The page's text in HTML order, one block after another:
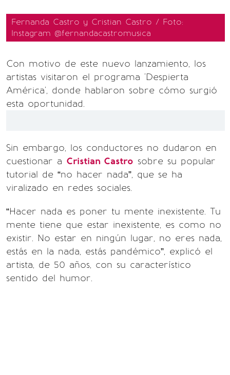
Fernanda Castro y Cristian Castro / Foto:
Instagram @fernandacastromusica
Con motivo de este nuevo lanzamiento, los
artistas visitaron el programa 'Despierta
América', donde hablaron sobre cómo surgió
esta oportunidad.
Sin embargo, los conductores no dudaron en
cuestionar a Cristian Castro sobre su popular
tutorial de “no hacer nada”, que se ha
viralizado en redes sociales.
“Hacer nada es poner tu mente inexistente. Tu
mente tiene que estar inexistente, es como no
existir. No estar en ningún lugar, no eres nada,
estás en la nada, estás pandémico”, explicó el
artista, de 50 años, con su característico
sentido del humor.